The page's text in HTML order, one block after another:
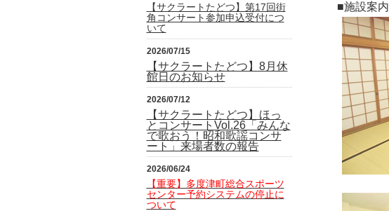
■施設案内
【サクラートたどつ】第17回街
角コンサート参加申込受付につ
いて
2026/07/15
【サクラートたどつ】8月休
館日のお知らせ
2026/07/12
【サクラートたどつ】ほっ
とコンサートVol.26「みんな
で歌おう！昭和歌謡コンサ
ート」来場者数の報告
2026/06/24
【重要】多度津町総合スポーツ
センター予約システムの停止に
ついて